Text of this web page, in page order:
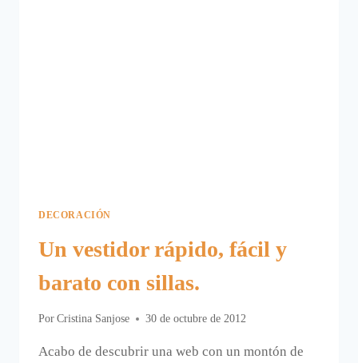
DECORACIÓN
Un vestidor rápido, fácil y
barato con sillas.
Por Cristina Sanjose 30 de octubre de 2012
Acabo de descubrir una web con un montón de